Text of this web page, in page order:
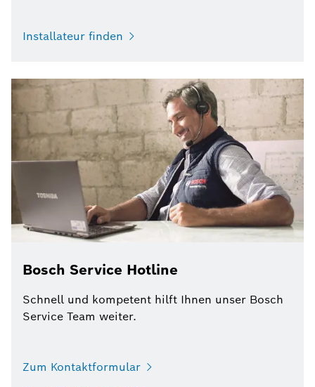
Installateur finden
Bosch Service Hotline
Schnell und kompetent hilft Ihnen unser Bosch
Service Team weiter.
Zum Kontaktformular